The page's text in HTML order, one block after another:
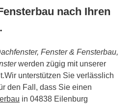
nach Ihren
Fenster & Fensterbau,
werden zügig mit unserer
unterstützen Sie verlässlich
den Fall, dass Sie einen
in 04838 Eilenburg